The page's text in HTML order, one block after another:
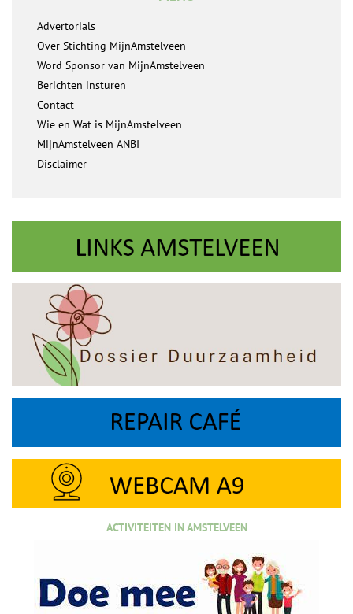
Advertorials
Over Stichting MijnAmstelveen
Word Sponsor van MijnAmstelveen
Berichten insturen
Contact
Wie en Wat is MijnAmstelveen
MijnAmstelveen ANBI
Disclaimer
ACTIVITEITEN IN AMSTELVEEN